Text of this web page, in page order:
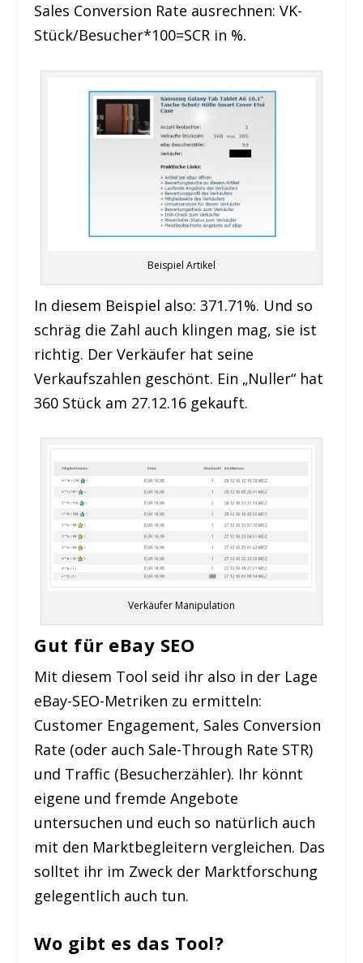
Sales Conversion Rate ausrechnen: VK-
Stück/Besucher*100=SCR in %.
Beispiel Artikel
In diesem Beispiel also: 371.71%. Und so
schräg die Zahl auch klingen mag, sie ist
richtig. Der Verkäufer hat seine
Verkaufszahlen geschönt. Ein „Nuller“ hat
360 Stück am 27.12.16 gekauft.
Verkäufer Manipulation
Gut für eBay SEO
Mit diesem Tool seid ihr also in der Lage
eBay-SEO-Metriken zu ermitteln:
Customer Engagement, Sales Conversion
Rate (oder auch Sale-Through Rate STR)
und Traffic (Besucherzähler). Ihr könnt
eigene und fremde Angebote
untersuchen und euch so natürlich auch
mit den Marktbegleitern vergleichen. Das
solltet ihr im Zweck der Marktforschung
gelegentlich auch tun.
Wo gibt es das Tool?